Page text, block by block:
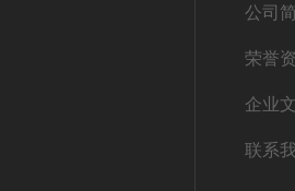
公司
荣誉
企业
联系